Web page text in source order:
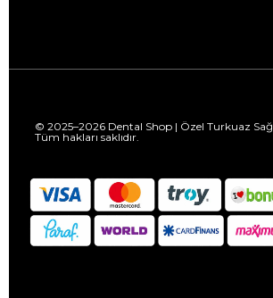
© 2025–2026 Dental Shop | Özel Turkuaz
Tüm hakları saklıdır.